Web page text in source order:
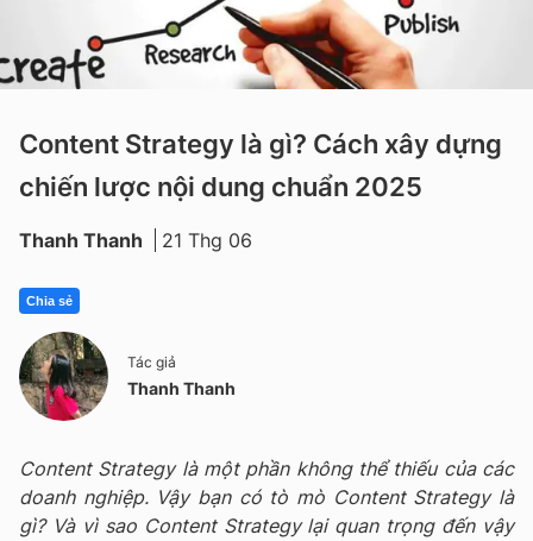
Content Strategy là gì? Cách xây dựng
chiến lược nội dung chuẩn 2025
Thanh Thanh 21 Thg 06
Chia sẻ
Tác giả
Thanh Thanh
Content Strategy là một phần không thể thiếu của các
doanh nghiệp. Vậy bạn có tò mò Content Strategy là
gì? Và vì sao Content Strategy lại quan trọng đến vậy